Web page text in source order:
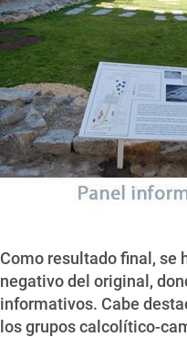
Como resultado final, se
negativo del original,
informativos. Cabe
los grupos calcolítico-